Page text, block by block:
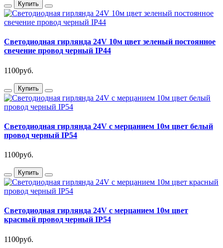
Купить
Светодиодная гирлянда 24V 10м цвет зеленый постоянное
свечение провод черный IP44
1100руб.
Купить
Светодиодная гирлянда 24V с мерцанием 10м цвет белый
провод черный IP54
1100руб.
Купить
Светодиодная гирлянда 24V с мерцанием 10м цвет
красный провод черный IP54
1100руб.